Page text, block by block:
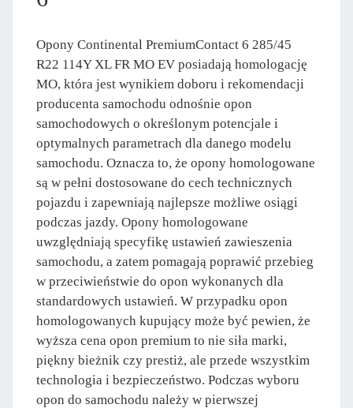
Opony Continental PremiumContact 6 285/45
R22 114Y XL FR MO EV posiadają homologację
MO, która jest wynikiem doboru i rekomendacji
producenta samochodu odnośnie opon
samochodowych o określonym potencjale i
optymalnych parametrach dla danego modelu
samochodu. Oznacza to, że opony homologowane
są w pełni dostosowane do cech technicznych
pojazdu i zapewniają najlepsze możliwe osiągi
podczas jazdy. Opony homologowane
uwzględniają specyfikę ustawień zawieszenia
samochodu, a zatem pomagają poprawić przebieg
w przeciwieństwie do opon wykonanych dla
standardowych ustawień. W przypadku opon
homologowanych kupujący może być pewien, że
wyższa cena opon premium to nie siła marki,
piękny bieżnik czy prestiż, ale przede wszystkim
technologia i bezpieczeństwo. Podczas wyboru
opon do samochodu należy w pierwszej